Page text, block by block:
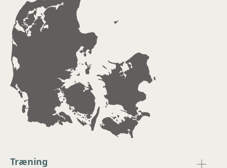
Træning